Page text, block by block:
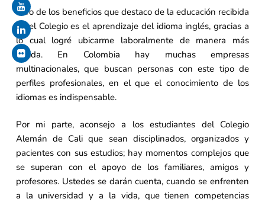
Otro de los beneficios que destaco de la educación recibida
en el Colegio es el aprendizaje del idioma inglés, gracias a
lo cual logré ubicarme laboralmente de manera más
rápida. En Colombia hay muchas empresas
multinacionales, que buscan personas con este tipo de
perfiles profesionales, en el que el conocimiento de los
idiomas es indispensable.
Por mi parte, aconsejo a los estudiantes del Colegio
Alemán de Cali que sean disciplinados, organizados y
pacientes con sus estudios; hay momentos complejos que
se superan con el apoyo de los familiares, amigos y
profesores. Ustedes se darán cuenta, cuando se enfrenten
a la universidad y a la vida, que tienen competencias